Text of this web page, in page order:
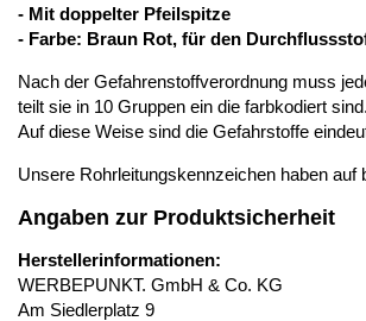
- Mit doppelter Pfeilspitze
- Farbe: Braun Rot, für den
Nach der Gefahrenstoffverordnung muss
teilt sie in 10 Gruppen ein die farbkodiert sind.
Auf diese Weise sind die Gefahrstoffe
Unsere Rohrleitungskennzeichen haben
Angaben zur Produktsicherheit
Herstellerinformationen:
WERBEPUNKT. GmbH & Co. KG
Am Siedlerplatz 9